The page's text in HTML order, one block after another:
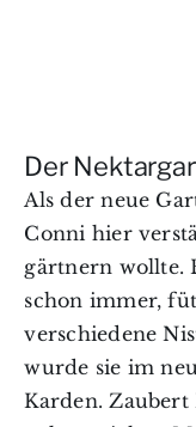
Der
Als der neue
Conni hier
gärtnern wollte.
schon immer,
verschiedene
wurde sie im
Karden.